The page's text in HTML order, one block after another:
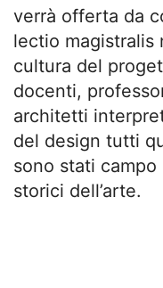
verrà offerta da
lectio magistralis
cultura del
docenti,
architetti
del design tutti
sono stati campo
storici dell’arte.